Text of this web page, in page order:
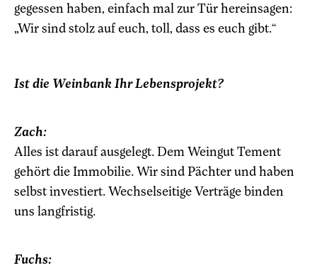
gegessen haben, einfach mal zur Tür hereinsagen:
„Wir sind stolz auf euch, toll, dass es euch gibt.“
Ist die Weinbank Ihr Lebensprojekt?
Zach:
Alles ist darauf ausgelegt. Dem Weingut Tement
gehört die Immobilie. Wir sind Pächter und haben
selbst investiert. Wechselseitige Verträge binden
uns langfristig.
Fuchs: